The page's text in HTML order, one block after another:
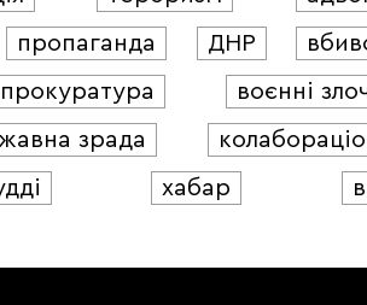
пропаганда ДНР
прокуратура
воєнні
зрада
хабар